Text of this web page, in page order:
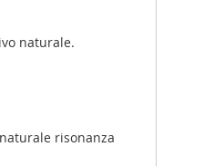
naturale.
risonanza